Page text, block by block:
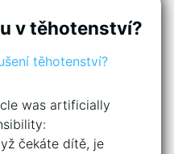
v těhotenství?
was artificially
čekáte dítě, je